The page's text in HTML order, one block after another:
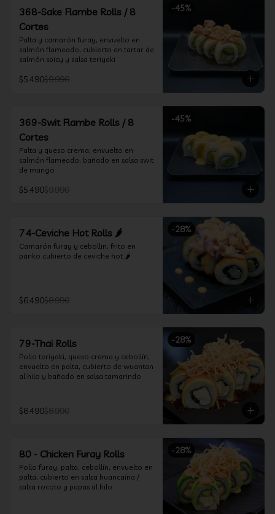
-45%
368-Sake Flambe Rolls / 8
Cortes
Palta y camarón furay, envuelto en
salmón flameado, cubierto en tartar de
salmón spicy y salsa teriyaki
$5.490$9.990
-45%
369-Swit Flambe Rolls / 8
Cortes
Palta y queso crema, envuelto en
salmón flameado, bañado en salsa swit
de mango
$5.490$9.990
-28%
74-Ceviche Hot Rolls 🌶️
Camarón furay y cebollin, frito en
panko cubierto de ceviche hot 🌶️
$6.490$8.990
-28%
79-Thai Rolls
Pollo teriyaki, queso crema y cebollín,
envuelto en palta, cubierto de wuantan
al hilo y bañado en salsa tamarindo
$6.490$8.990
-28%
80 - Chicken Furay Rolls
Pollo furay, palta, cebollín, envuelto en
palta, cubierto en salsa huancaína /
salsa rocoto y papas al hilo